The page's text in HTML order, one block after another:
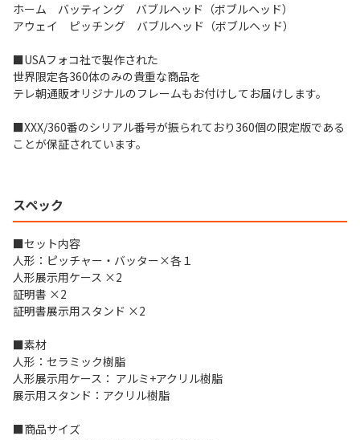
ホーム バッティング バブルヘッド（ボブルヘッド）
アウェイ ピッチング バブルヘッド（ボブルヘッド）
■USAフォコ社で製作された
世界限定各360体のみの貴重な商品を
テレ朝通販オリジナルのフレームもお付けしてお届けします。
■XXX/360番のシリアル番号が振られており360個の限定版である
ことが保証されています。
スペック
■セット内容
人形：ピッチャー・バッター×各１
人形展示用ケース ×2
証明書 ×2
証明書展示用スタンド ×2
■素材
人形：セラミック樹脂
人形展示用ケース： アルミ+アクリル樹脂
展示用スタンド：アクリル樹脂
■商品サイズ